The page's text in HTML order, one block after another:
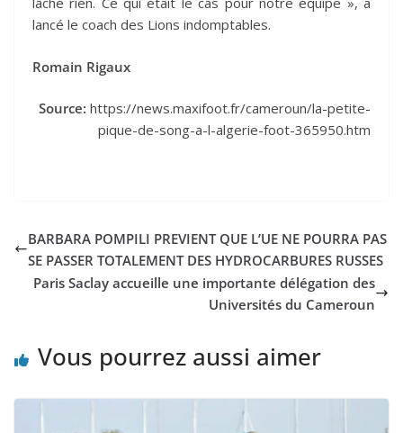
lancé le coach des Lions indomptables.
Romain Rigaux
Source: https://news.maxifoot.fr/cameroun/la-petite-
pique-de-song-a-l-algerie-foot-365950.htm
BARBARA POMPILI PREVIENT QUE L’UE NE POURRA PAS
SE PASSER TOTALEMENT DES HYDROCARBURES RUSSES
Paris Saclay accueille une importante délégation des
Universités du Cameroun
Vous pourrez aussi aimer